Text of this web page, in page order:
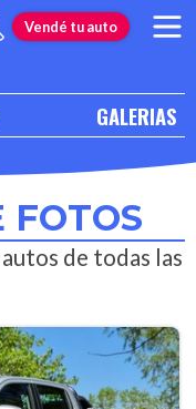
Vendé tu auto
GALERIAS
FOTOS
de todas las